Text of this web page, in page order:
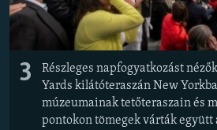
3
Részleges napfogyatkozást
Yards kilátóteraszán New
múzeumainak tetőteraszain és
pontokon tömegek várták együtt